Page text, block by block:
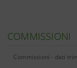
COMMISSIONI
Commissioni - dati